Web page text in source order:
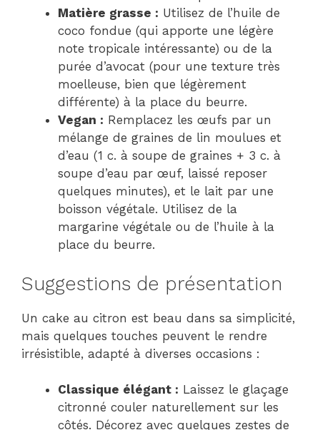
Matière grasse : Utilisez de l’huile de
coco fondue (qui apporte une légère
note tropicale intéressante) ou de la
purée d’avocat (pour une texture très
moelleuse, bien que légèrement
différente) à la place du beurre.
Vegan : Remplacez les œufs par un
mélange de graines de lin moulues et
d’eau (1 c. à soupe de graines + 3 c. à
soupe d’eau par œuf, laissé reposer
quelques minutes), et le lait par une
boisson végétale. Utilisez de la
margarine végétale ou de l’huile à la
place du beurre.
Suggestions de présentation
Un cake au citron est beau dans sa simplicité,
mais quelques touches peuvent le rendre
irrésistible, adapté à diverses occasions :
Classique élégant : Laissez le glaçage
citronné couler naturellement sur les
côtés. Décorez avec quelques zestes de